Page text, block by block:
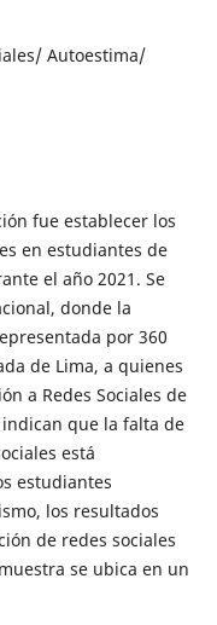
Autoestima/
fue establecer los
en estudiantes de
el año 2021. Se
donde la
por 360
de Lima, a quienes
a Redes Sociales de
indican que la falta de
está
estudiantes
los resultados
de redes sociales
se ubica en un